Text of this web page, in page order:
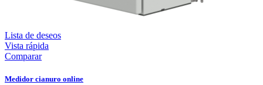
Lista de deseos
Vista rápida
Comparar
Medidor cianuro online